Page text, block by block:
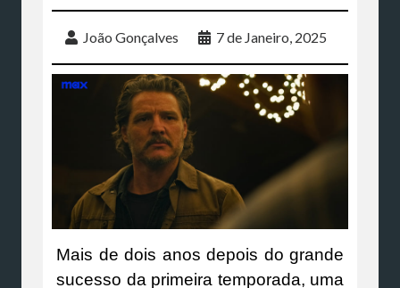
João Gonçalves 7 de Janeiro, 2025
Mais de dois anos depois do grande
sucesso da primeira temporada, uma